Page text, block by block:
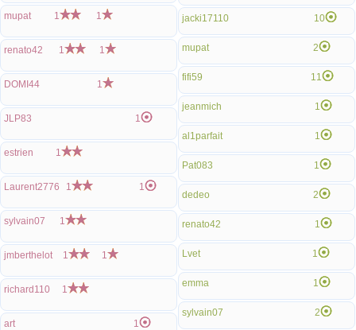
mupat 1 1
renato42 1 1
DOMI44 1
JLP83 1
estrien 1
Laurent2776 1 1
sylvain07 1
jmberthelot 1 1
richard110 1
art 1
jacki17110 10
mupat 2
fifi59 11
jeanmich 1
al1parfait 1
Pat083 1
dedeo 2
renato42 1
Lvet 1
emma 1
sylvain07 2